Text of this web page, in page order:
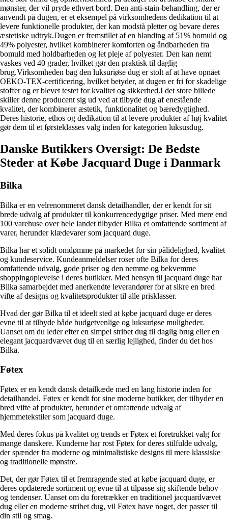
mønster, der vil pryde ethvert bord. Den anti-stain-behandling, der er
anvendt på dugen, er et eksempel på virksomhedens dedikation til at
levere funktionelle produkter, der kan modstå pletter og bevare deres
æstetiske udtryk.Dugen er fremstillet af en blanding af 51% bomuld og
49% polyester, hvilket kombinerer komforten og åndbarheden fra
bomuld med holdbarheden og let pleje af polyester. Den kan nemt
vaskes ved 40 grader, hvilket gør den praktisk til daglig
brug.Virksomheden bag den luksuriøse dug er stolt af at have opnået
OEKO-TEX-certificering, hvilket betyder, at dugen er fri for skadelige
stoffer og er blevet testet for kvalitet og sikkerhed.I det store billede
skiller denne producent sig ud ved at tilbyde dug af enestående
kvalitet, der kombinerer æstetik, funktionalitet og bæredygtighed.
Deres historie, ethos og dedikation til at levere produkter af høj kvalitet
gør dem til et førsteklasses valg inden for kategorien luksusdug.
Danske Butikkers Oversigt: De Bedste
Steder at Købe Jacquard Duge i Danmark
Bilka
Bilka er en velrenommeret dansk detailhandler, der er kendt for sit
brede udvalg af produkter til konkurrencedygtige priser. Med mere end
100 varehuse over hele landet tilbyder Bilka et omfattende sortiment af
varer, herunder klædevarer som jacquard duge.
Bilka har et solidt omdømme på markedet for sin pålidelighed, kvalitet
og kundeservice. Kundeanmeldelser roser ofte Bilka for deres
omfattende udvalg, gode priser og den nemme og bekvemme
shoppingoplevelse i deres butikker. Med hensyn til jacquard duge har
Bilka samarbejdet med anerkendte leverandører for at sikre en bred
vifte af designs og kvalitetsprodukter til alle prisklasser.
Hvad der gør Bilka til et ideelt sted at købe jacquard duge er deres
evne til at tilbyde både budgetvenlige og luksuriøse muligheder.
Uanset om du leder efter en simpel stribet dug til daglig brug eller en
elegant jacquardvævet dug til en særlig lejlighed, finder du det hos
Bilka.
Føtex
Føtex er en kendt dansk detailkæde med en lang historie inden for
detailhandel. Føtex er kendt for sine moderne butikker, der tilbyder en
bred vifte af produkter, herunder et omfattende udvalg af
hjemmetekstiler som jacquard duge.
Med deres fokus på kvalitet og trends er Føtex et foretrukket valg for
mange danskere. Kunderne har rost Føtex for deres stilfulde udvalg,
der spænder fra moderne og minimalistiske designs til mere klassiske
og traditionelle mønstre.
Det, der gør Føtex til et fremragende sted at købe jacquard duge, er
deres opdaterede sortiment og evne til at tilpasse sig skiftende behov
og tendenser. Uanset om du foretrækker en traditionel jacquardvævet
dug eller en moderne stribet dug, vil Føtex have noget, der passer til
din stil og smag.